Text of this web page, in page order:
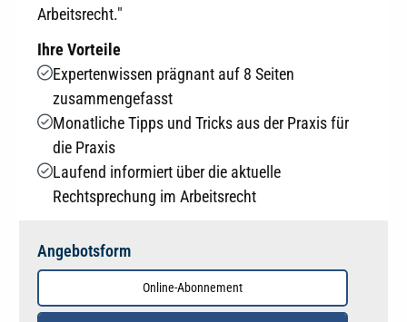
Arbeitsrecht."
Ihre Vorteile
Expertenwissen prägnant auf 8 Seiten
zusammengefasst
Monatliche Tipps und Tricks aus der Praxis für
die Praxis
Laufend informiert über die aktuelle
Rechtsprechung im Arbeitsrecht
Angebotsform
Online-Abonnement